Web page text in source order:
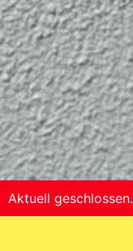
Aktuell geschlossen.